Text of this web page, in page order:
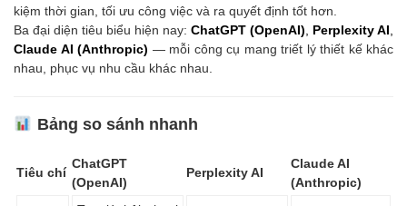
kiệm thời gian, tối ưu công việc và ra quyết định tốt hơn.
Ba đại diện tiêu biểu hiện nay: ChatGPT (OpenAI) Perplexity AI
Claude AI (Anthropic) — mỗi công cụ mang triết lý thiết kế khác
nhau, phục vụ nhu cầu khác nhau.
Bảng so sánh nhanh
Tiêu chí
ChatGPT
(OpenAI)
Perplexity AI
Claude AI
(Anthropic)